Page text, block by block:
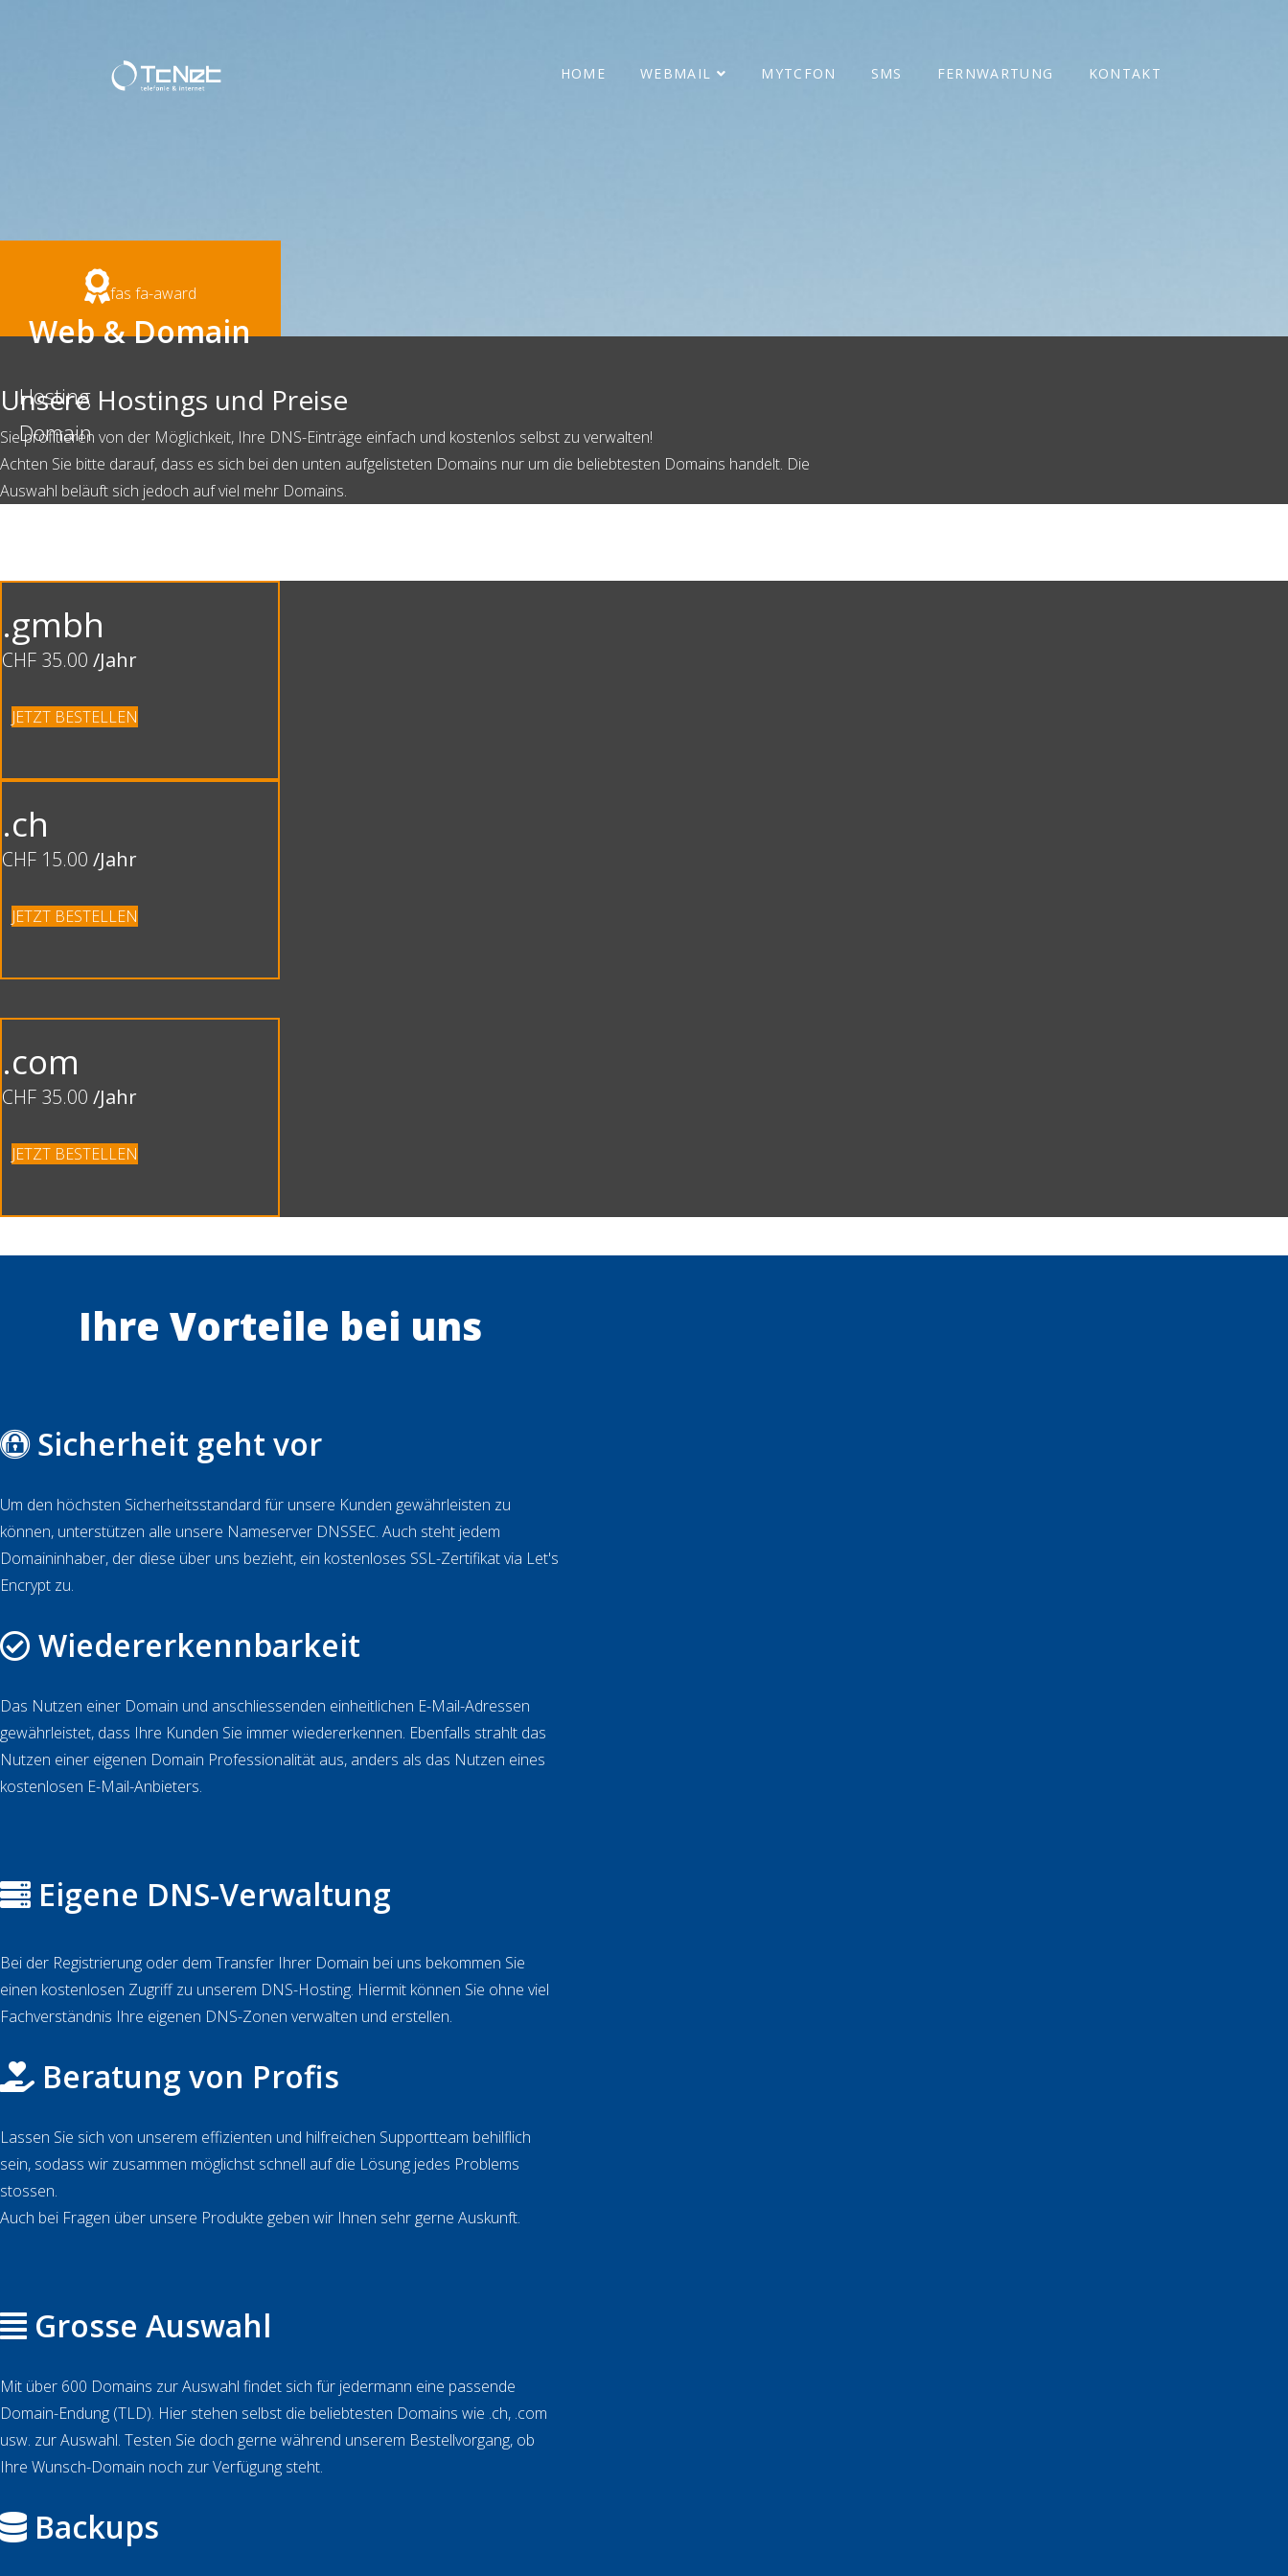
HOME WEBMAIL MYTCFON SMS FERNWARTUNG KONTAKT
fas fa-award
Web & Domain
Hosting
Domain
DOMAIN
Unsere Hostings und Preise
Sie profitieren von der Möglichkeit, Ihre DNS-Einträge einfach und kostenlos selbst zu verwalten!
Achten Sie bitte darauf, dass es sich bei den unten aufgelisteten Domains nur um die beliebtesten Domains handelt. Die
Auswahl beläuft sich jedoch auf viel mehr Domains.
.gmbh
CHF 35.00 /Jahr
JETZT BESTELLEN
.ch
CHF 15.00 /Jahr
JETZT BESTELLEN
.com
CHF 35.00 /Jahr
JETZT BESTELLEN
Ihre Vorteile bei uns
Sicherheit geht vor
Um den höchsten Sicherheitsstandard für unsere Kunden gewährleisten zu
können, unterstützen alle unsere Nameserver DNSSEC. Auch steht jedem
Domaininhaber, der diese über uns bezieht, ein kostenloses SSL-Zertifikat via Let's
Encrypt zu.
Wiedererkennbarkeit
Das Nutzen einer Domain und anschliessenden einheitlichen E-Mail-Adressen
gewährleistet, dass Ihre Kunden Sie immer wiedererkennen. Ebenfalls strahlt das
Nutzen einer eigenen Domain Professionalität aus, anders als das Nutzen eines
kostenlosen E-Mail-Anbieters.
Eigene DNS-Verwaltung
Bei der Registrierung oder dem Transfer Ihrer Domain bei uns bekommen Sie
einen kostenlosen Zugriff zu unserem DNS-Hosting. Hiermit können Sie ohne viel
Fachverständnis Ihre eigenen DNS-Zonen verwalten und erstellen.
Beratung von Profis
Lassen Sie sich von unserem effizienten und hilfreichen Supportteam behilflich
sein, sodass wir zusammen möglichst schnell auf die Lösung jedes Problems
stossen.
Auch bei Fragen über unsere Produkte geben wir Ihnen sehr gerne Auskunft.
Grosse Auswahl
Mit über 600 Domains zur Auswahl findet sich für jedermann eine passende
Domain-Endung (TLD). Hier stehen selbst die beliebtesten Domains wie .ch, .com
usw. zur Auswahl. Testen Sie doch gerne während unserem Bestellvorgang, ob
Ihre Wunsch-Domain noch zur Verfügung steht.
Backups